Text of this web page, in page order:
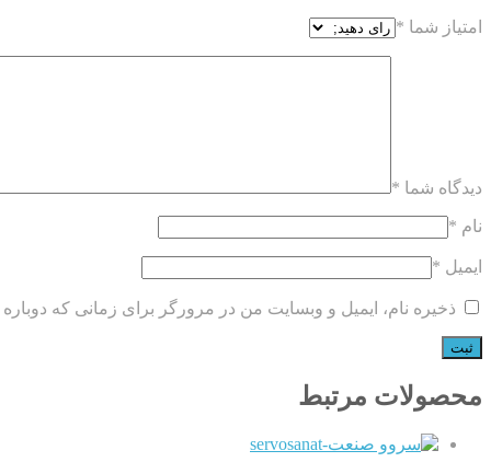
امتیاز شما *
دیدگاه شما *
نام *
ایمیل *
ذخیره نام، ایمیل و وبسایت من در مرورگر برای زمانی که
محصولات مرتبط